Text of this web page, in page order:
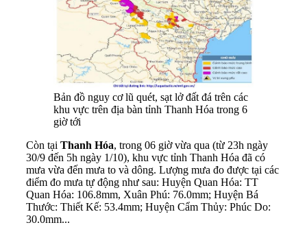
Bản đồ nguy cơ lũ quét, sạt lở đất đá trên các
khu vực trên địa bàn tỉnh Thanh Hóa trong 6
giờ tới
Còn tại Thanh Hóa, trong 06 giờ vừa qua (từ 23h ngày
30/9 đến 5h ngày 1/10), khu vực tỉnh Thanh Hóa đã có
mưa vừa đến mưa to và dông. Lượng mưa đo được tại các
điểm đo mưa tự động như sau: Huyện Quan Hóa: TT
Quan Hóa: 106.8mm, Xuân Phú: 76.0mm; Huyện Bá
Thước: Thiết Kế: 53.4mm; Huyện Cẩm Thủy: Phúc Do:
30.0mm...